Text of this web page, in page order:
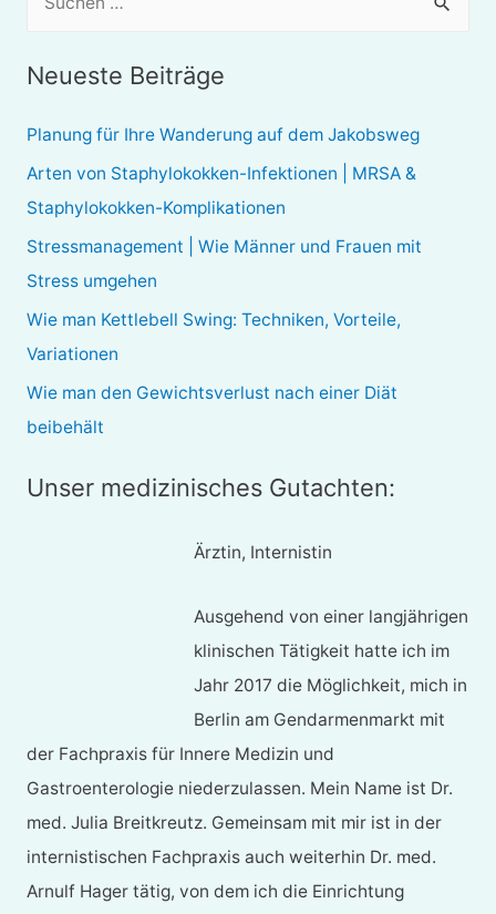
e
n
n
Neueste Beiträge
Planung für Ihre Wanderung auf dem Jakobsweg
Arten von Staphylokokken-Infektionen | MRSA &
Staphylokokken-Komplikationen
Stressmanagement | Wie Männer und Frauen mit
Stress umgehen
Wie man Kettlebell Swing: Techniken, Vorteile,
Variationen
Wie man den Gewichtsverlust nach einer Diät
beibehält
Unser medizinisches Gutachten:
Ärztin, Internistin
Ausgehend von einer langjährigen
klinischen Tätigkeit hatte ich im
Jahr 2017 die Möglichkeit, mich in
Berlin am Gendarmenmarkt mit
der Fachpraxis für Innere Medizin und
Gastroenterologie niederzulassen. Mein Name ist Dr.
med. Julia Breitkreutz. Gemeinsam mit mir ist in der
internistischen Fachpraxis auch weiterhin Dr. med.
Arnulf Hager tätig, von dem ich die Einrichtung